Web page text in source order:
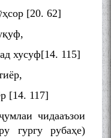
[20. 62]
хусуф[14. 115]
[14. 117]
чидааъзои
гургу рубаҳе)